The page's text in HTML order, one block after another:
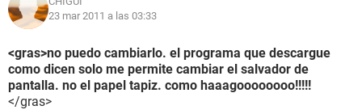
23 mar 2011 a las 03:33
<gras>no puedo cambiarlo. el programa que descargue
como dicen solo me permite cambiar el salvador de
pantalla. no el papel tapiz. como haaagoooooooo!!!!!
</gras>